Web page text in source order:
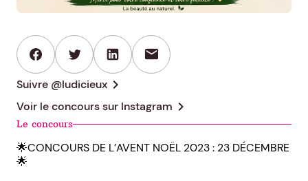
mail
Suivre @ludicieux chevron_right
Voir le concours sur Instagram chevron_right
Le concours
🌟CONCOURS DE L’AVENT NOËL 2023 : 23 DÉCEMBRE
🌟